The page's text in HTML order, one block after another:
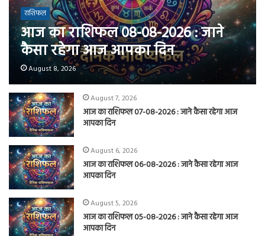
राशिफल
आज का राशिफल 08-08-2026 : जाने
कैसा रहेगा आज आपका दिन
August 8, 2026
August 7, 2026
आज का राशिफल 07-08-2026 : जाने कैसा रहेगा आज
आपका दिन
August 6, 2026
आज का राशिफल 06-08-2026 : जाने कैसा रहेगा आज
आपका दिन
August 5, 2026
आज का राशिफल 05-08-2026 : जाने कैसा रहेगा आज
आपका दिन